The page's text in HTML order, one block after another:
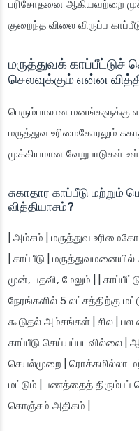
பரிசோதனை ஆகியவற்றை
குறைந்த விலை விருப்ப
மருத்துவக் காப்பீட்டுச்
செலவுக்கும் என்ன
பெரும்பாலான
மருத்துவ உரிமைகோரலும்
முக்கியமான வேறுபாடுகள்
சுகாதார காப்பீடு மற்றும்
வித்தியாசம்?
| அம்சம் | மருத்துவ
| காப்பீடு |
முன், பதவி, மேலும் | |
நேரங்களில் 5 லட்சத்திற்கு
கூடுதல் அம்சங்கள் | சில | பல
காப்பீடு செய்யப்படவில்லை |
செயல்முறை | ரொக்கமில்லா
மட்டும் | பணத்தைத் திரும்பப்
கொஞ்சம் அதிகம் |